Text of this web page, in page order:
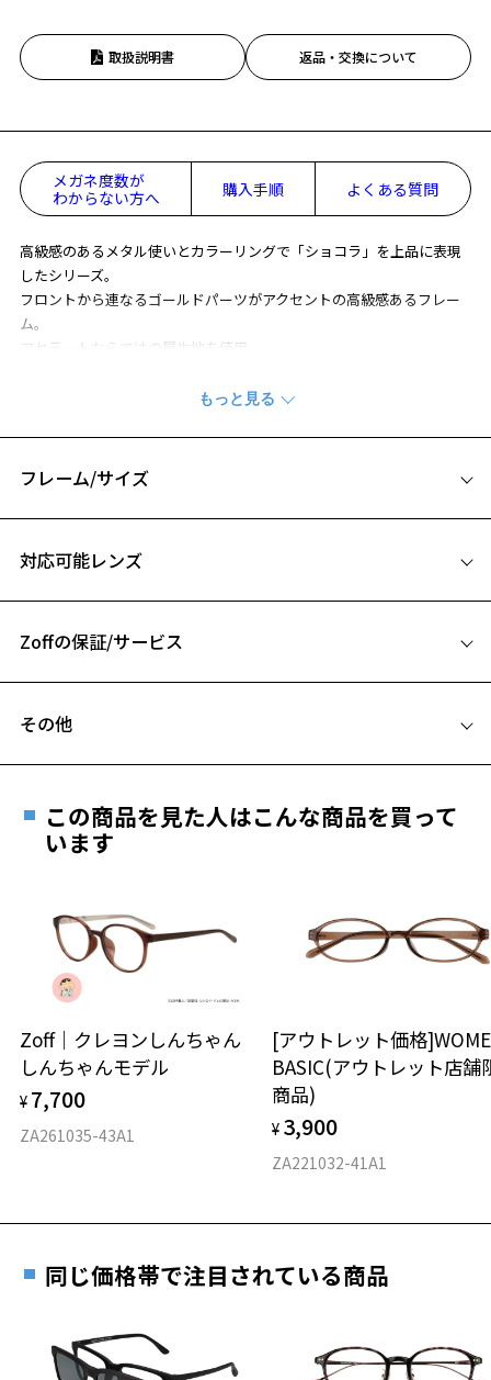
取扱説明書 返品・交換について
メガネ度数が
わからない方へ
購入手順 よくある質問
高級感のあるメタル使いとカラーリングで「ショコラ」を上品に表現
したシリーズ。
フロントから連なるゴールドパーツがアクセントの高級感あるフレー
ム。
アセテートならではの層生地を使用。
※柄や色味の出方に個体差があり、画像と異なる場合がございます。
CLASSIC(クラシック) 特集ページをみる
ズ、汚れなどがあるB級品ではございません。
フレーム/サイズ
B ブリッジ(鼻部分)の横幅：16mm
仕上がり寸法
D 仕上がりの横幅：約136mm
13.8g
※着脱式サングラス：デモレンズ、アタッチメント込みの重さ
対応可能レンズ
フレームとレンズの合計料金を知りたい方へ
Zoffの保証/サービス
安心1 フレーム１年間品質保証
きます。
※保証期間内に交換が行われた場合、保証期間は初期の期間から
延長されません。
安心2 視力測定無料
視力の変化を早めに発見するために、定期的な視
力測定をおすすめいたします。
安心3 かかり具合調整無料
す。
その他
ご希望のお客さまは、「レンズ交換券」をお選びのうえ、
最寄りのZoff実店舗にてレンズをお買い求めください。
※サングラスやパッケージ品では「レンズ交換券」はお選び
談ください。
＜メガネの度数情報がわからない方へ＞
オンラインストアでフレームのみ購入して、
実店舗で度付きにできます
ご購入時に「レンズ交換券」をお選びいただくと、実店舗で
度数を測定のうえ、度付きレンズ（標準セットレンズ）へ無
お近くのZoff実店舗にて度数を測定いただけます（無料）。
その際は記入用紙をダウンロードしてお使いください。
この商品を見た人はこんな商品を買って
います
Zoff｜クレヨンしんちゃん
しんちゃんモデル
¥ 7,700
ZA261035-43A1
[アウトレット価格
BASIC(アウトレット店舗
商品)
¥ 3,900
ZA221032-41A1
同じ価格帯で注目されている商品